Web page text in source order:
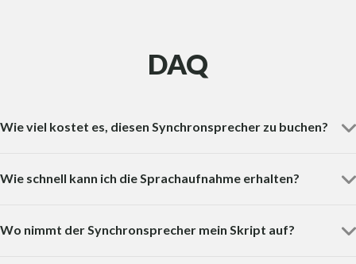
DAQ
Wie viel kostet es, diesen Synchronsprecher zu buchen?
Wie schnell kann ich die Sprachaufnahme erhalten?
Wo nimmt der Synchronsprecher mein Skript auf?